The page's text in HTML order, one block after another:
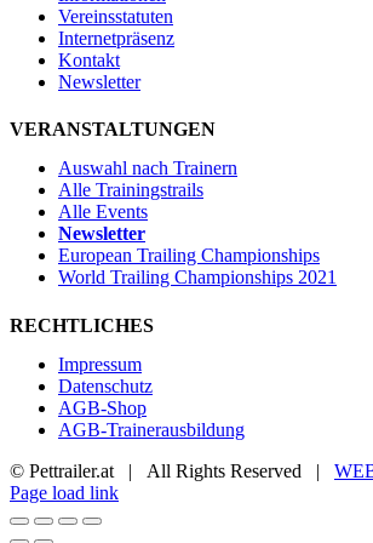
Vereinsstatuten
Internetpräsenz
Kontakt
Newsletter
VERANSTALTUNGEN
Auswahl nach Trainern
Alle Trainingstrails
Alle Events
Newsletter
European Trailing Championships
World Trailing Championships 2021
RECHTLICHES
Impressum
Datenschutz
AGB-Shop
AGB-Trainerausbildung
© Pettrailer.at | All Rights Reserved |
Facebook
X
YouTube
Instagram
Page load link